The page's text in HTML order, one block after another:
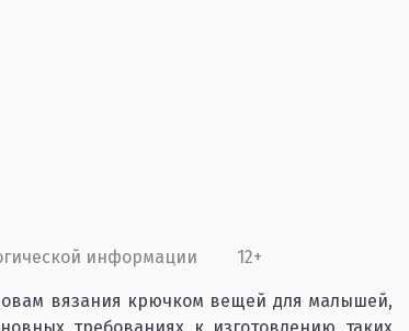
информации 12+
вязания крючком вещей для малышей,